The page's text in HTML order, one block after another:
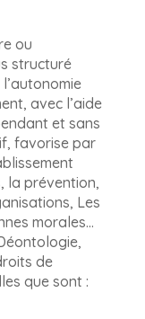
ou
structuré
avec l’aide
et sans
favorise par
la prévention,
Les
morales…
de
que sont :